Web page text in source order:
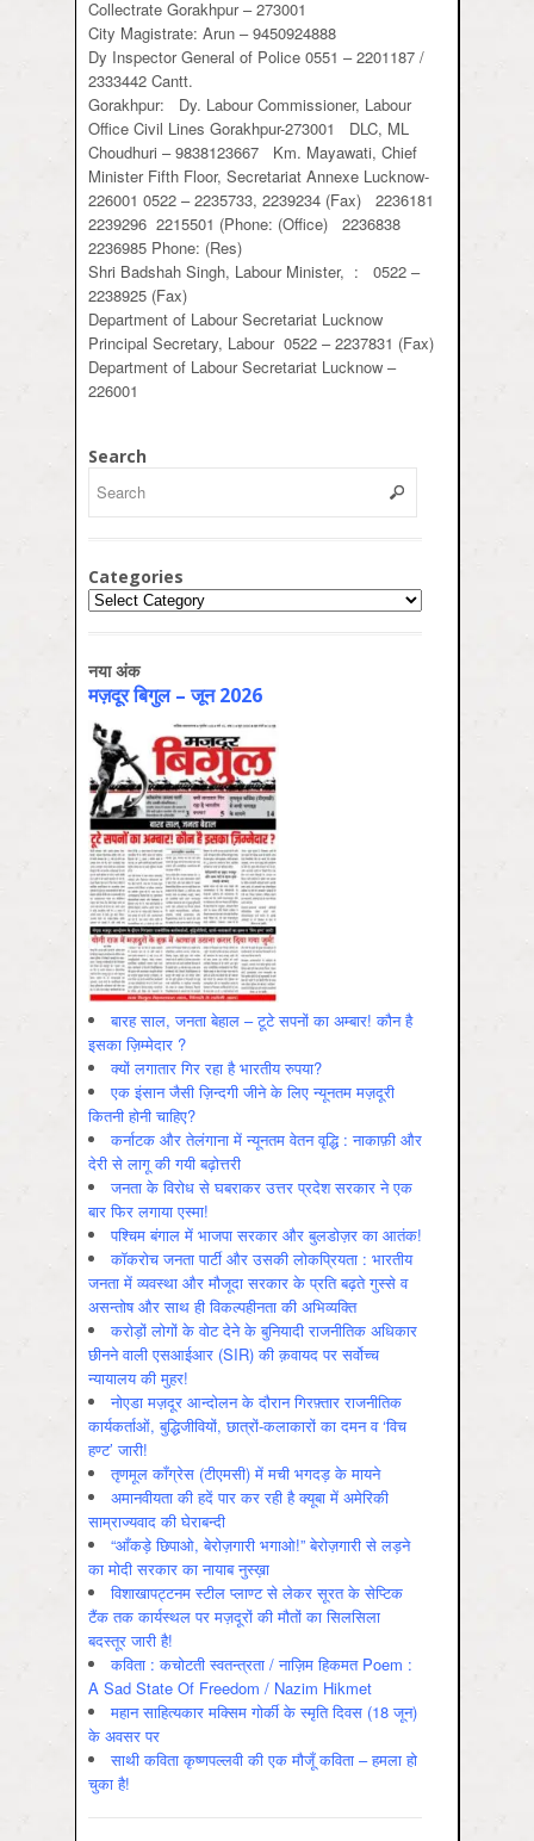
Collectrate Gorakhpur – 273001
City Magistrate: Arun – 9450924888
Dy Inspector General of Police 0551 – 2201187 /
2333442 Cantt.
Gorakhpur: Dy. Labour Commissioner, Labour
Office Civil Lines Gorakhpur-273001 DLC, ML
Choudhuri – 9838123667 Km. Mayawati, Chief
Minister Fifth Floor, Secretariat Annexe Lucknow-
226001 0522 – 2235733, 2239234 (Fax) 2236181
2239296 2215501 (Phone: (Office) 2236838
2236985 Phone: (Res)
Shri Badshah Singh, Labour Minister, : 0522 –
2238925 (Fax)
Department of Labour Secretariat Lucknow
Principal Secretary, Labour 0522 – 2237831 (Fax)
Department of Labour Secretariat Lucknow –
226001
Search
Categories
Categories
नया अंक
मज़दूर बिगुल – जून 2026
बारह साल, जनता बेहाल – टूटे सपनों का अम्बार! कौन है
इसका ज़िम्मेदार ?
क्यों लगातार गिर रहा है भारतीय रुपया?
एक इंसान जैसी ज़िन्दगी जीने के लिए न्यूनतम मज़दूरी
कितनी होनी चाहिए?
कर्नाटक और तेलंगाना में न्यूनतम वेतन वृद्धि : नाकाफ़ी और
देरी से लागू की गयी बढ़ोत्तरी
जनता के विरोध से घबराकर उत्तर प्रदेश सरकार ने एक
बार फिर लगाया एस्मा!
पश्चिम बंगाल में भाजपा सरकार और बुलडोज़र का आतंक!
कॉकरोच जनता पार्टी और उसकी लोकप्रियता : भारतीय
जनता में व्‍यवस्‍था और मौजूदा सरकार के प्रति बढ़ते गुस्‍से व
असन्‍तोष और साथ ही विकल्‍पहीनता की अभिव्‍यक्ति
करोड़ों लोगों के वोट देने के बुनियादी राजनीतिक अधिकार
छीनने वाली एसआईआर (SIR) की क़वायद पर सर्वोच्च
न्यायालय की मुहर!
नोएडा मज़दूर आन्दोलन के दौरान गिरफ़्तार राजनीतिक
कार्यकर्ताओं, बुद्धिजीवियों, छात्रों-कलाकारों का दमन व ‘विच
हण्ट’ जारी!
तृणमूल काँग्रेस (टीएमसी) में मची भगदड़ के मायने
अमानवीयता की हदें पार कर रही है क्यूबा में अमेरिकी
साम्राज्यवाद की घेराबन्दी
“आँकड़े छिपाओ, बेरोज़गारी भगाओ!” बेरोज़गारी से लड़ने
का मोदी सरकार का नायाब नुस्ख़ा
विशाखापट्टनम स्टील प्लाण्ट से लेकर सूरत के सेप्टिक
टैंक तक कार्यस्थल पर मज़दूरों की मौतों का सिलसिला
बदस्तूर जारी है!
कविता : कचोटती स्वतन्त्रता / नाज़िम हिकमत Poem :
A Sad State Of Freedom / Nazim Hikmet
महान साहित्यकार मक्सिम गोर्की के स्मृति दिवस (18 जून)
के अवसर पर
साथी कविता कृष्णपल्लवी की एक मौजूँ कविता – हमला हो
चुका है!